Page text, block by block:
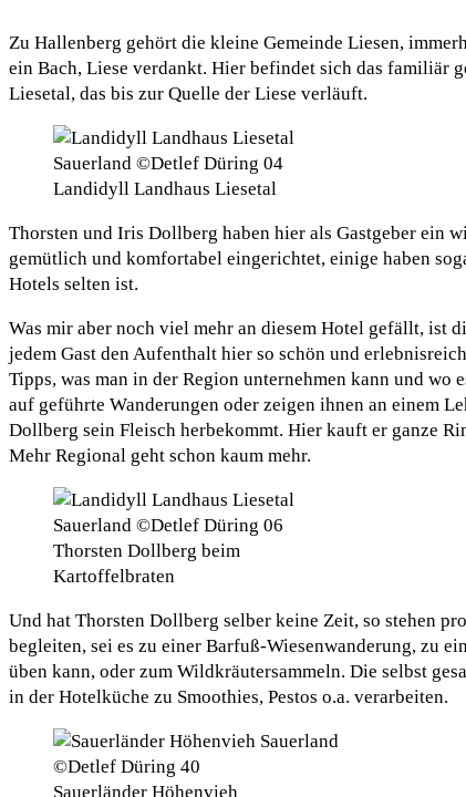
Zu Hallenberg gehört die kleine Gemeinde Liesen,
ein Bach, Liese verdankt. Hier befindet sich das familiär
Liesetal, das bis zur Quelle der Liese verläuft.
Landidyll Landhaus Liesetal
Thorsten und Iris Dollberg haben hier als Gastgeber ein
gemütlich und komfortabel eingerichtet, einige haben
Hotels selten ist.
Was mir aber noch viel mehr an diesem Hotel gefällt, ist
jedem Gast den Aufenthalt hier so schön und
Tipps, was man in der Region unternehmen kann und wo
auf geführte Wanderungen oder zeigen ihnen an einem
Dollberg sein Fleisch herbekommt. Hier kauft er ganze
Mehr Regional geht schon kaum mehr.
Thorsten Dollberg beim
Kartoffelbraten
Und hat Thorsten Dollberg selber keine Zeit, so stehen
begleiten, sei es zu einer Barfuß-Wiesenwanderung, zu
üben kann, oder zum Wildkräutersammeln. Die selbst
in der Hotelküche zu Smoothies, Pestos o.a. verarbeiten.
Sauerländer Höhenvieh